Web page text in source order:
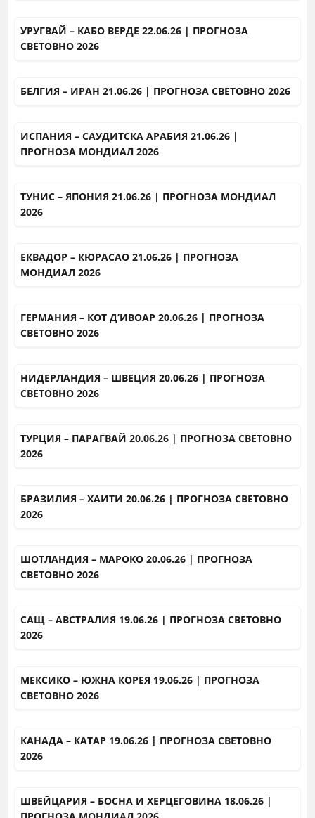
УРУГВАЙ – КАБО ВЕРДЕ 22.06.26 | ПРОГНОЗА
СВЕТОВНО 2026
БЕЛГИЯ – ИРАН 21.06.26 | ПРОГНОЗА СВЕТОВНО 2026
ИСПАНИЯ – САУДИТСКА АРАБИЯ 21.06.26 |
ПРОГНОЗА МОНДИАЛ 2026
ТУНИС – ЯПОНИЯ 21.06.26 | ПРОГНОЗА МОНДИАЛ
2026
ЕКВАДОР – КЮРАСАО 21.06.26 | ПРОГНОЗА
МОНДИАЛ 2026
ГЕРМАНИЯ – КОТ Д’ИВОАР 20.06.26 | ПРОГНОЗА
СВЕТОВНО 2026
НИДЕРЛАНДИЯ – ШВЕЦИЯ 20.06.26 | ПРОГНОЗА
СВЕТОВНО 2026
ТУРЦИЯ – ПАРАГВАЙ 20.06.26 | ПРОГНОЗА СВЕТОВНО
2026
БРАЗИЛИЯ – ХАИТИ 20.06.26 | ПРОГНОЗА СВЕТОВНО
2026
ШОТЛАНДИЯ – МАРОКО 20.06.26 | ПРОГНОЗА
СВЕТОВНО 2026
САЩ – АВСТРАЛИЯ 19.06.26 | ПРОГНОЗА СВЕТОВНО
2026
МЕКСИКО – ЮЖНА КОРЕЯ 19.06.26 | ПРОГНОЗА
СВЕТОВНО 2026
КАНАДА – КАТАР 19.06.26 | ПРОГНОЗА СВЕТОВНО
2026
ШВЕЙЦАРИЯ – БОСНА И ХЕРЦЕГОВИНА 18.06.26 |